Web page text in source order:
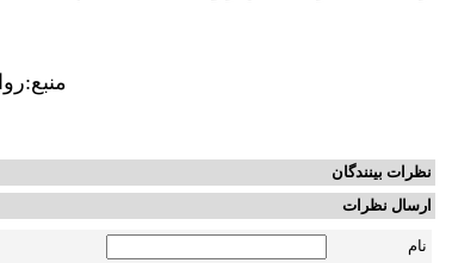
نظرات بینندگان
ارسال نظرات
نام